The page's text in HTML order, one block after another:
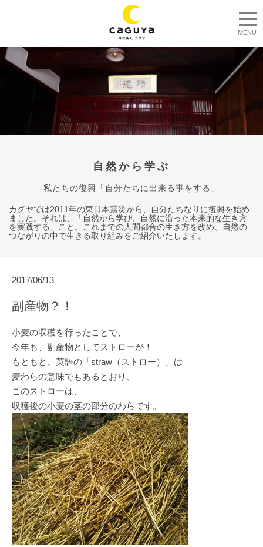
MENU
自然から学ぶ
私たちの復興「自分たちに出来る事をする」
カグヤでは2011年の東日本震災から、自分たちなりに復興を始め
ました。それは、「自然から学び、自然に沿った本来的な生き方
を実践する」こと。これまでの人間都合の生き方を改め、自然の
つながりの中で生きる取り組みをご紹介いたします。
2017/06/13
副産物？！
小麦の収穫を行ったことで、
今年も、副産物としてストローが！
もともと、英語の「straw（ストロー）」は
麦わらの意味でもあるとおり、
このストローは、
収穫後の小麦の茎の部分のわらです。